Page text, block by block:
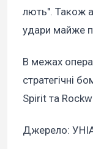
лють". Також
удари майже
В межах
стратегічні
Spirit та
Джерело: